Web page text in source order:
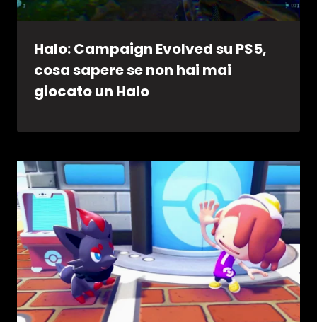
Halo: Campaign Evolved su PS5,
cosa sapere se non hai mai
giocato un Halo